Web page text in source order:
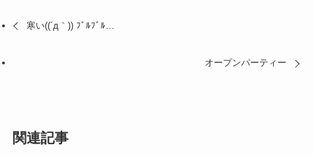
寒い((´д｀)) ﾌﾞﾙﾌﾞﾙ…
オープンパーティー
関連記事